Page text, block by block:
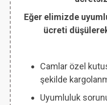
Eğer elimizde
ücreti
Camlar özel
şekilde
Uyumluluk